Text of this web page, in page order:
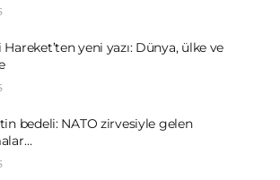
yeni yazı: Dünya, ülke ve
bedeli: NATO zirvesiyle gelen